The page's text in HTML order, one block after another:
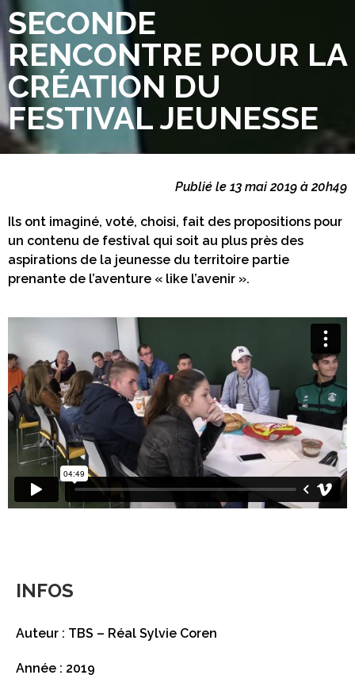
SECONDE
RENCONTRE POUR LA
CRÉATION DU
FESTIVAL JEUNESSE
Publié le 13 mai 2019 à 20h49
Ils ont imaginé, voté, choisi, fait des propositions pour
un contenu de festival qui soit au plus près des
aspirations de la jeunesse du territoire partie
prenante de l’aventure « like l’avenir ».
INFOS
Auteur : TBS – Réal Sylvie Coren
Année : 2019